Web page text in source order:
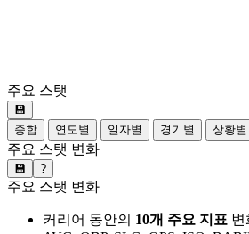
주요 스탯
💾
종합
연도별 일자별 경기별 상황별
주요 스탯 변화
💾 ?
주요 스탯 변화
커리어 동안의 10개 주요 지표 변